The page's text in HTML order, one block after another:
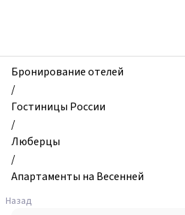
и
квартиры,
Апартаменты
на
Весенней,
Люберцы,
Россия
Бронирование отелей
/
Гостиницы России
/
Люберцы
/
Апартаменты на Весенней
Назад